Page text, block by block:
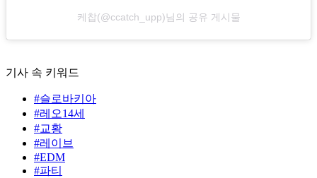
케찹(@ccatch_upp)님의 공유 게시물
기사 속 키워드
#슬로바키아
#레오14세
#교황
#레이브
#EDM
#파티